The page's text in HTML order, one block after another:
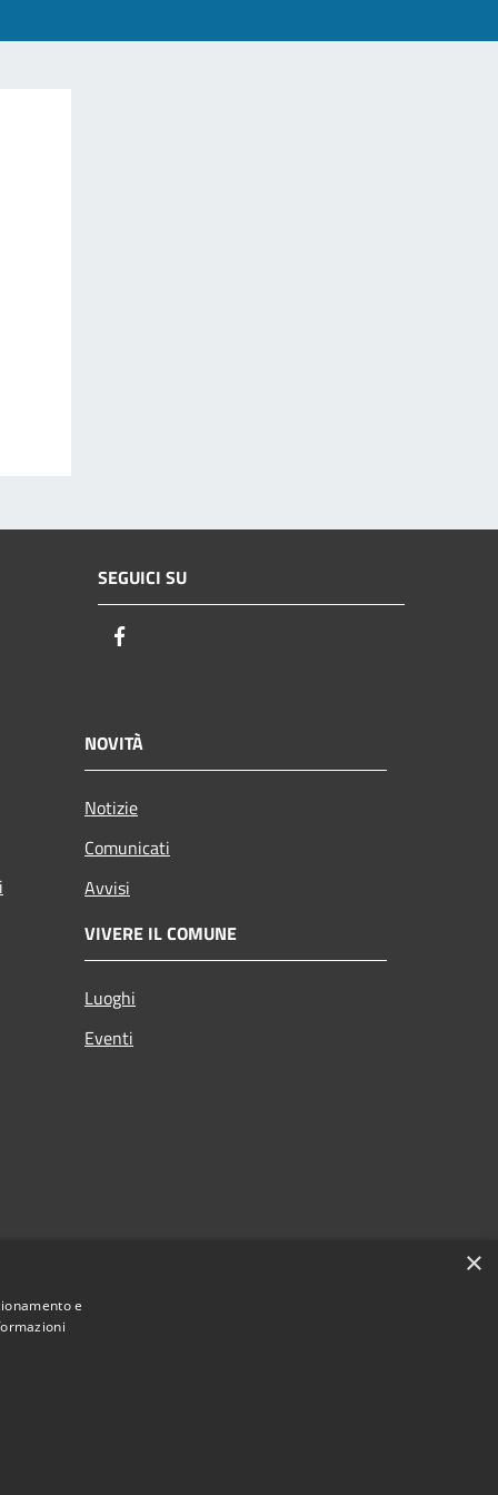
SEGUICI SU
NOVITÀ
Notizie
Comunicati
Avvisi
VIVERE IL COMUNE
Luoghi
Eventi
×
e